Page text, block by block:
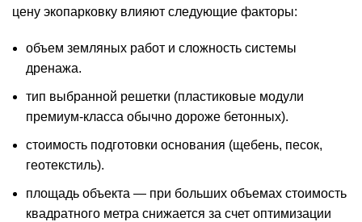
цену экопарковку влияют следующие факторы:
объем земляных работ и сложность системы
дренажа.
тип выбранной решетки (пластиковые модули
премиум-класса обычно дороже бетонных).
стоимость подготовки основания (щебень, песок,
геотекстиль).
площадь объекта — при больших объемах стоимость
квадратного метра снижается за счет оптимизации